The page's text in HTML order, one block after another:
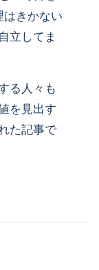
はきかない
立してま
る人々も
を見出す
た記事で